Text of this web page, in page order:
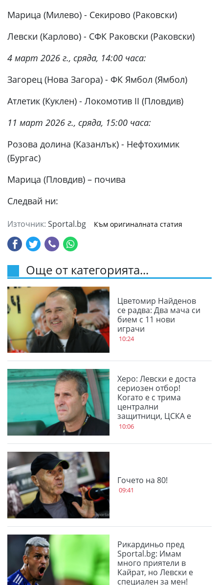
Марица (Милево) - Секирово (Раковски)
Левски (Карлово) - СФК Раковски (Раковски)
4 март 2026 г., сряда, 14:00 часа:
Загорец (Нова Загора) - ФК Ямбол (Ямбол)
Атлетик (Куклен) - Локомотив II (Пловдив)
11 март 2026 г., сряда, 15:00 часа:
Розова долина (Казанлък) - Нефтохимик
(Бургас)
Марица (Пловдив) – почива
Следвай ни:
Източник: Sportal.bg Към оригиналната статия
Още от категорията...
Цветомир Найденов
се радва: Два мача си
бием с 11 нови
играчи
10:24
Херо: Левски е доста
сериозен отбор!
Когато е с трима
централни
защитници, ЦСКА е
много стабилен
10:06
Гочето на 80!
09:41
Рикардиньо пред
Sportal.bg: Имам
много приятели в
Кайрат, но Левски е
специален за мен!